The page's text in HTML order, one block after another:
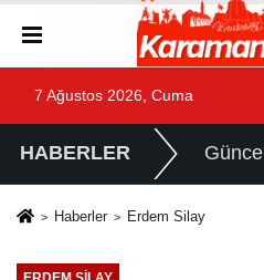
7 Ağustos 2026, Cuma
HABERLER Güncel
Haberler Erdem Silay
ERDEM SILAY